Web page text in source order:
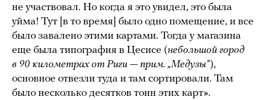
не участвовал. Но когда я это увидел, это была
уйма! Тут [в то время] было одно помещение, и все
было завалено этими картами. Тогда у магазина
еще была типография в Цесисе (небольшой город
в 90 километрах от Риги — прим. „Медузы“),
основное отвезли туда и там сортировали. Там
было несколько десятков тонн этих карт».